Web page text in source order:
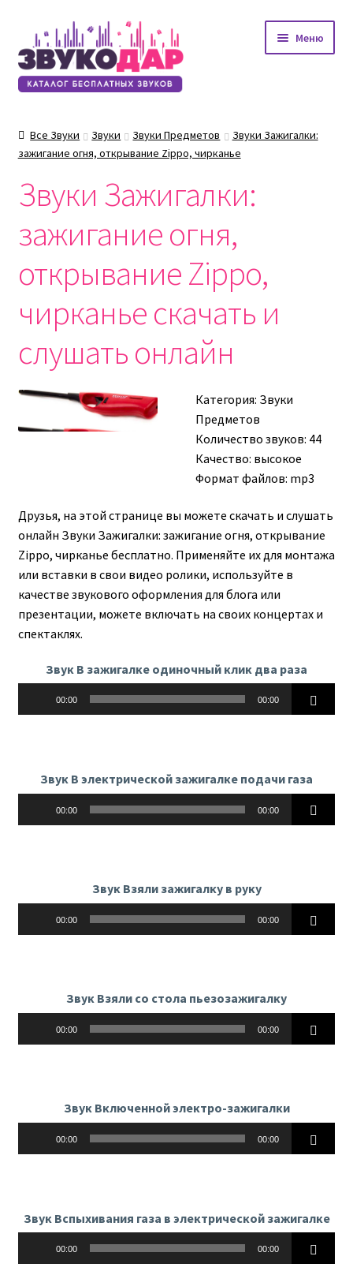
Перейти
к
навигации
Перейти
к
содержимому
Меню
Все Звуки Звуки Звуки Предметов
Звуки Зажигалки:
зажигание огня, открывание Zippo, чирканье
Звуки Зажигалки:
зажигание огня,
открывание Zippo,
чирканье скачать и
слушать онлайн
Категория: Звуки
Предметов
Количество звуков: 44
Качество: высокое
Формат файлов: mp3
Друзья, на этой странице вы можете скачать и слушать
онлайн Звуки Зажигалки: зажигание огня, открывание
Zippo, чирканье бесплатно. Применяйте их для монтажа
или вставки в свои видео ролики, используйте в
качестве звукового оформления для блога или
презентации, можете включать на своих концертах и
спектаклях.
Звук В зажигалке одиночный клик два раза
00:00 00:00
Звук В электрической зажигалке подачи газа
00:00 00:00
Звук Взяли зажигалку в руку
00:00 00:00
Звук Взяли со стола пьезозажигалку
00:00 00:00
Звук Включенной электро-зажигалки
00:00 00:00
Звук Вспыхивания газа в электрической зажигалке
00:00 00:00